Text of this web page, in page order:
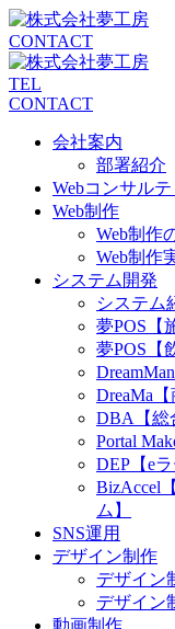
CONTACT
TEL
CONTACT
会社案内
部署紹介
Webコンサル
Web制作
Web制作
Web制作
システム開発
システム
夢POS【
夢POS【
DreaMa
DBA【総
Portal
DEP【e
BizAccel
ム】
SNS運用
デザイン制作
デザイン
デザイン
動画制作